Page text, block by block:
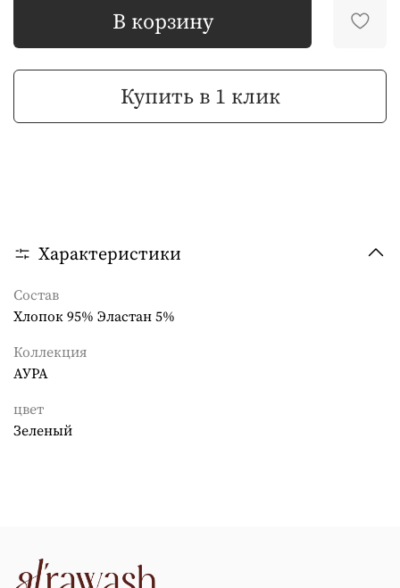
В корзину
Купить в 1 клик
Характеристики
Состав
Хлопок 95% Эластан 5%
Коллекция
АУРА
цвет
Зеленый